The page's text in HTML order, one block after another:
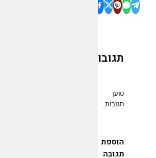
תגובות
טוען
תגובות...
הוספת
תגובה